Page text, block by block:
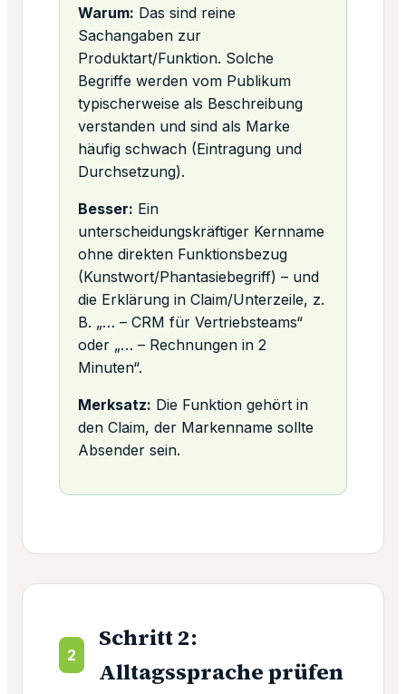
Warum: Das sind reine
Sachangaben zur
Produktart/Funktion. Solche
Begriffe werden vom Publikum
typischerweise als Beschreibung
verstanden und sind als Marke
häufig schwach (Eintragung und
Durchsetzung).
Besser: Ein
unterscheidungskräftiger Kernname
ohne direkten Funktionsbezug
(Kunstwort/Phantasiebegriff) – und
die Erklärung in Claim/Unterzeile, z.
B. „… – CRM für Vertriebsteams“
oder „… – Rechnungen in 2
Minuten“.
Merksatz: Die Funktion gehört in
den Claim, der Markenname sollte
Absender sein.
2
Schritt 2:
Alltagssprache prüfen